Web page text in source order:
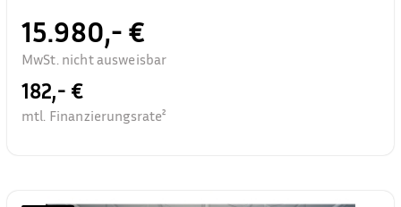
15.980,- €
MwSt. nicht ausweisbar
182,- €
mtl. Finanzierungsrate²